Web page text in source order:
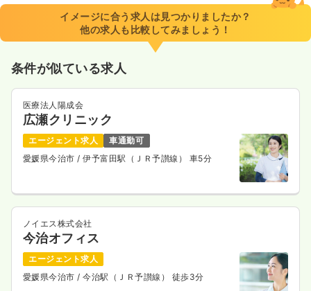
8:00～17:00（休憩60分）
月給30万円以上可
気になる
2交代（常勤）
給与 21.5〜33.2万円/月 賞与1.5ヶ月
※一例
月給33万円以上可
気になる
日勤のみ（パート）
イメージに合う求人は見つかりましたか？
他の求人も比較してみましょう！
条件が似ている求人
医療法人陽成会
広瀬クリニック
エージェント求人
車通勤可
愛媛県今治市/ 伊予富田駅（ＪＲ予讃線） 車5分
ノイエス株式会社
今治オフィス
エージェント求人
愛媛県今治市/ 今治駅（ＪＲ予讃線） 徒歩3分